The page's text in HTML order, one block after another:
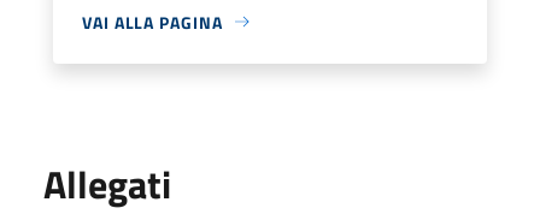
VAI ALLA PAGINA
Allegati